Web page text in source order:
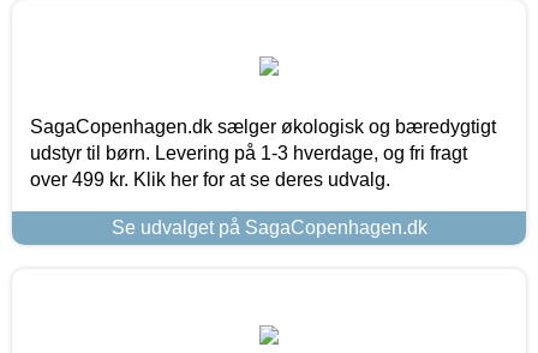
SagaCopenhagen.dk sælger økologisk og bæredygtigt
udstyr til børn. Levering på 1-3 hverdage, og fri fragt
over 499 kr. Klik her for at se deres udvalg.
Se udvalget på SagaCopenhagen.dk